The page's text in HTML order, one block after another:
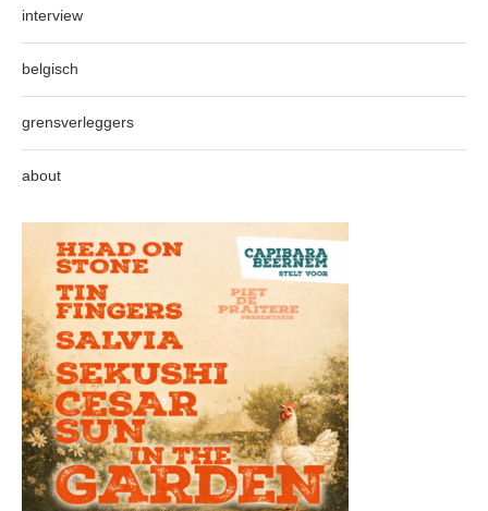
interview
belgisch
grensverleggers
about